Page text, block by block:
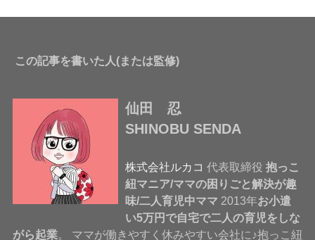
この記事を書いた人(または監修)
仙田 忍
SHINOBU SENDA
株式会社ルカコ 代表取締役抱っこ
紐マニア/ママの困りごと解決が趣
味/二人育児中ママ 2013年お小遣
い5万円で自宅で二人の育児をしな
がら起業。 ママが働きやすく休みやすい会社に♪抱っこ紐